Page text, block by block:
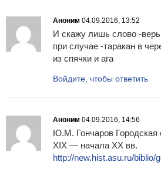
Аноним 04.09.2016, 13:52
И скажу лишь слово -
при случае -таракан в
из спячки и ага
Войдите, чтобы ответить
Аноним 04.09.2016, 14:56
Ю.М. Гончаров Городская
XIX — начала XX вв.
http://new.hist.asu.ru/biblio/